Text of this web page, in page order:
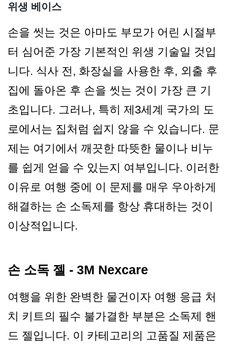
위생 베이스
손을 씻는 것은 아마도 부모가 어린 시절부
터 심어준 가장 기본적인 위생 기술일 것입
니다. 식사 전, 화장실을 사용한 후, 외출 후
집에 돌아온 후 손을 씻는 것이 가장 큰 기
초입니다. 그러나, 특히 제3세계 국가의 도
로에서는 집처럼 쉽지 않을 수 있습니다. 문
제는 여기에서 깨끗한 따뜻한 물이나 비누
를 쉽게 얻을 수 있는지 여부입니다. 이러한
이유로 여행 중에 이 문제를 매우 우아하게
해결하는 손 소독제를 항상 휴대하는 것이
이상적입니다.
손 소독 젤 - 3M Nexcare
여행을 위한 완벽한 물건이자 여행 응급 처
치 키트의 필수 불가결한 부분은 소독제 핸
드 젤입니다. 이 카테고리의 고품질 제품은